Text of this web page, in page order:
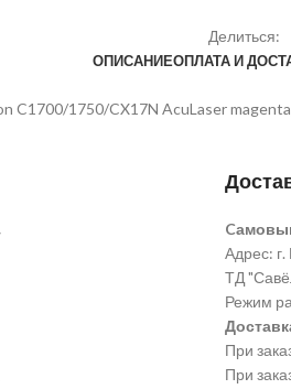
Делиться:
ОПИСАНИЕОПЛАТА И
C1700/1750/CX17N AcuLaser
Адрес: г.
ТД
Режим
При
При